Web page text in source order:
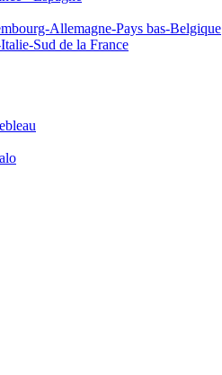
Allemagne-Pays bas-Belgique
Sud de la France